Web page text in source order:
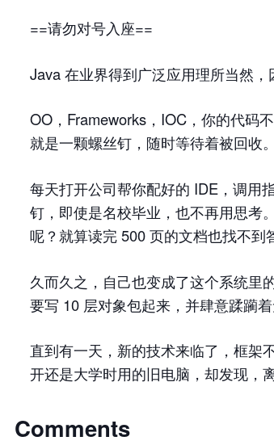
==请勿对号入座==
Java 在业界得到广泛应用理所当然，
OO，Frameworks，IOC，你的代码
就是一颗螺丝钉，随时等待着被回收。
每天打开公司帮你配好的 IDE，调用
钉，即使是名校毕业，也不再用思考
呢？就算读完 500 页的文档也找不到
久而久之，自己也变成了这个系统里
要写 10 层对象包起来，并肆意蹂躏
直到有一天，新的技术来临了，框架
开还是大学时用的旧电脑，却发现，
Comments